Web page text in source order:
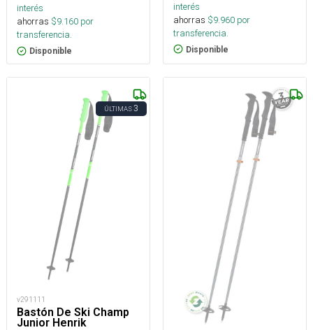
interés
ahorras $9.160 por
transferencia.
Disponible
interés
ahorras $9.960 por
transferencia.
Disponible
ÚLTIMAS3
v291111
Bastón De Ski Champ
Junior Henrik